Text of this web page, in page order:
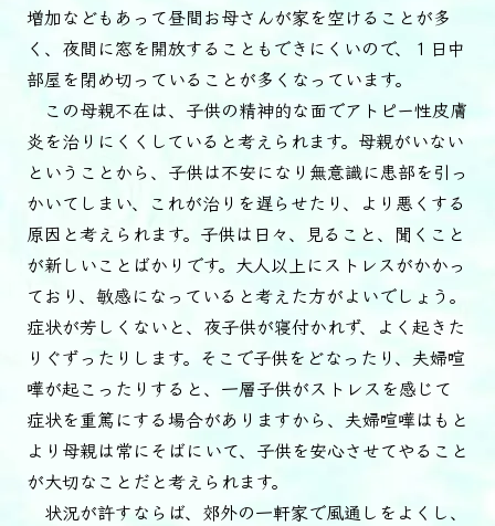
増加などもあって昼間お母さんが家を空けることが多
く、夜間に窓を開放することもできにくいので、１日中
部屋を閉め切っていることが多くなっています。
この母親不在は、子供の精神的な面でアトピー性皮膚
炎を治りにくくしていると考えられます。母親がいない
ということから、子供は不安になり無意識に患部を引っ
かいてしまい、これが治りを遅らせたり、より悪くする
原因と考えられます。子供は日々、見ること、聞くこと
が新しいことばかりです。大人以上にストレスがかかっ
ており、敏感になっていると考えた方がよいでしょう。
症状が芳しくないと、夜子供が寝付かれず、よく起きた
りぐずったりします。そこで子供をどなったり、夫婦喧
嘩が起こったりすると、一層子供がストレスを感じて
症状を重篤にする場合がありますから、夫婦喧嘩はもと
より母親は常にそばにいて、子供を安心させてやること
が大切なことだと考えられます。
状況が許すならば、郊外の一軒家で風通しをよくし、